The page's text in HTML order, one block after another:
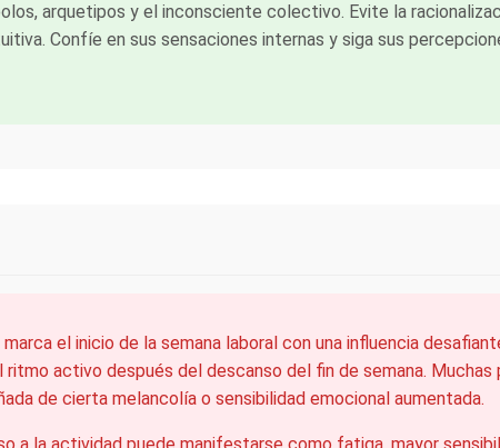
arquetipos y el inconsciente colectivo. Evite la
Confíe en sus sensaciones internas y siga sus
marca el inicio de la semana laboral con una influencia
activo después del descanso del fin de semana. Muchas
de cierta melancolía o sensibilidad emocional aumentada.